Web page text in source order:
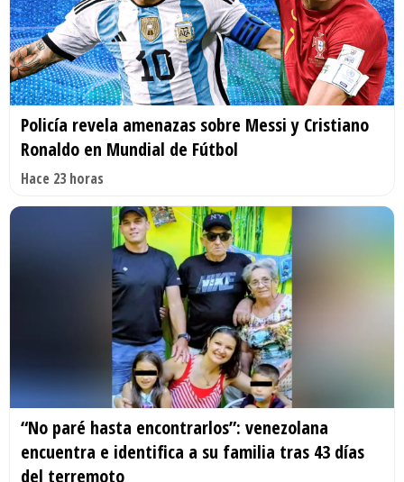
Policía revela amenazas sobre Messi y Cristiano
Ronaldo en Mundial de Fútbol
Hace 23 horas
“No paré hasta encontrarlos”: venezolana
encuentra e identifica a su familia tras 43 días
del terremoto